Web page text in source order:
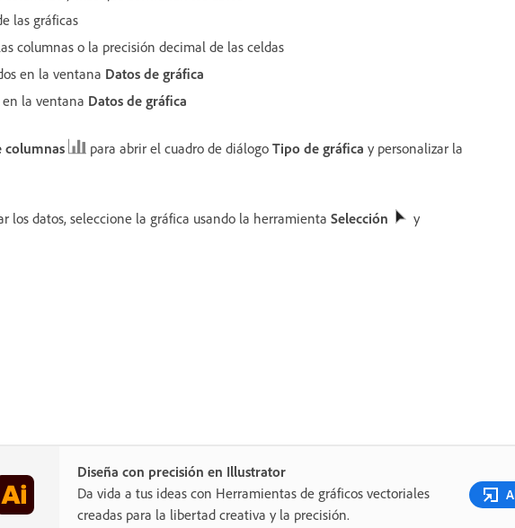
las gráficas
columnas o la precisión decimal de las celdas
en la ventana Datos de gráfica
en la ventana Datos de gráfica
columnas para abrir el cuadro de diálogo Tipo de gráfica y personalizar la
los datos, seleccione la gráfica usando la herramienta Selección
y
Diseña con precisión en Illustrator
Da vida a tus ideas con Herramientas de gráficos vectoriales
creadas para la libertad creativa y la precisión.